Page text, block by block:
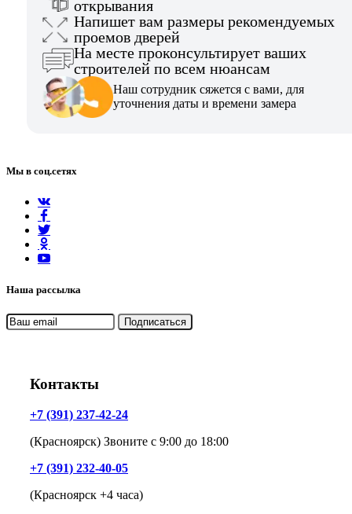
открывания
Напишет вам размеры рекомендуемых
проемов дверей
На месте проконсультирует ваших
строителей по всем нюансам
Наш сотрудник сяжется с вами, для
уточнения даты и времени замера
Мы в соц.сетях
Наша рассылка
Контакты
+7 (391) 237-42-24
(Красноярск) Звоните с 9:00 до 18:00
+7 (391) 232-40-05
(Красноярск +4 часа)